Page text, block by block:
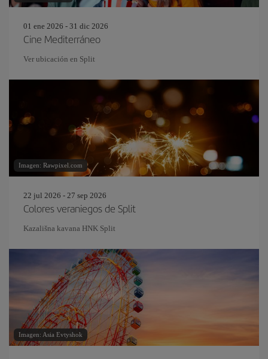
01 ene 2026 - 31 dic 2026
Cine Mediterráneo
Ver ubicación en Split
Imagen: Rawpixel.com
22 jul 2026 - 27 sep 2026
Colores veraniegos de Split
Kazališna kavana HNK Split
Imagen: Asia Evtyshok